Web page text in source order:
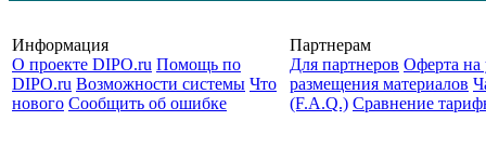
Информация
О проекте DIPO.ru Помощь по
DIPO.ru Возможности системы Что
нового Сообщить об ошибке
Партнерам
Для партнеров Оферта на
размещения материалов
(F.A.Q.) Cравнение